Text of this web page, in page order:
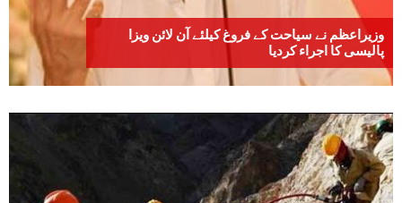
وزیراعظم نے سیاحت کے فروغ کیلئے آن لائن ویزا
پالیسی کا اجراء کردیا